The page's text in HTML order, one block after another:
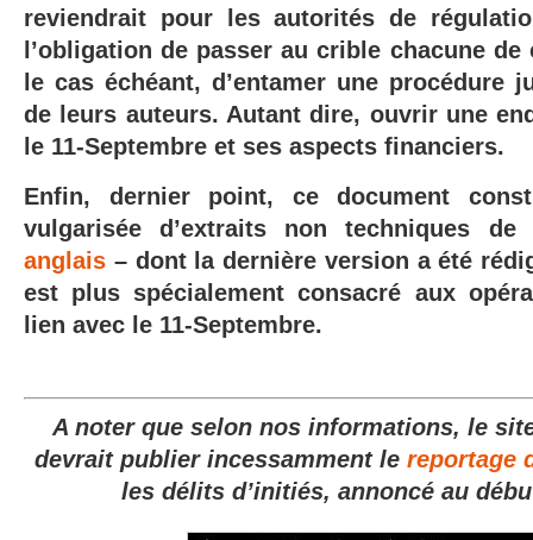
reviendrait pour les autorités de
l’obligation de passerau crible chacune de
le cas échéant, d’entamer une procédure
de leurs auteurs. Autant dire, ouvrir une
le 11-Septembre et ses aspects financiers.
Enfin, dernier point, ce document
vulgarisée d’extraits non techniques de
anglais – dont la dernière version a été
est plus spécialement consacré aux
lien avec le 11-Septembre.
A noter que selon nos informations, le
devrait publier incessamment lereportage
les délits d’initiés, annoncé au